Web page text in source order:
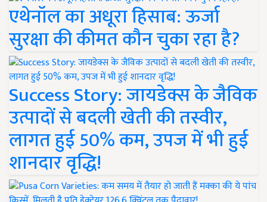
एथेनॉल का अधूरा हिसाब: ऊर्जा
सुरक्षा की कीमत कौन चुका रहा है?
Success Story: जायडेक्स के जैविक
उत्पादों से बदली खेती की तस्वीर,
लागत हुई 50% कम, उपज में भी हुई
शानदार वृद्धि!